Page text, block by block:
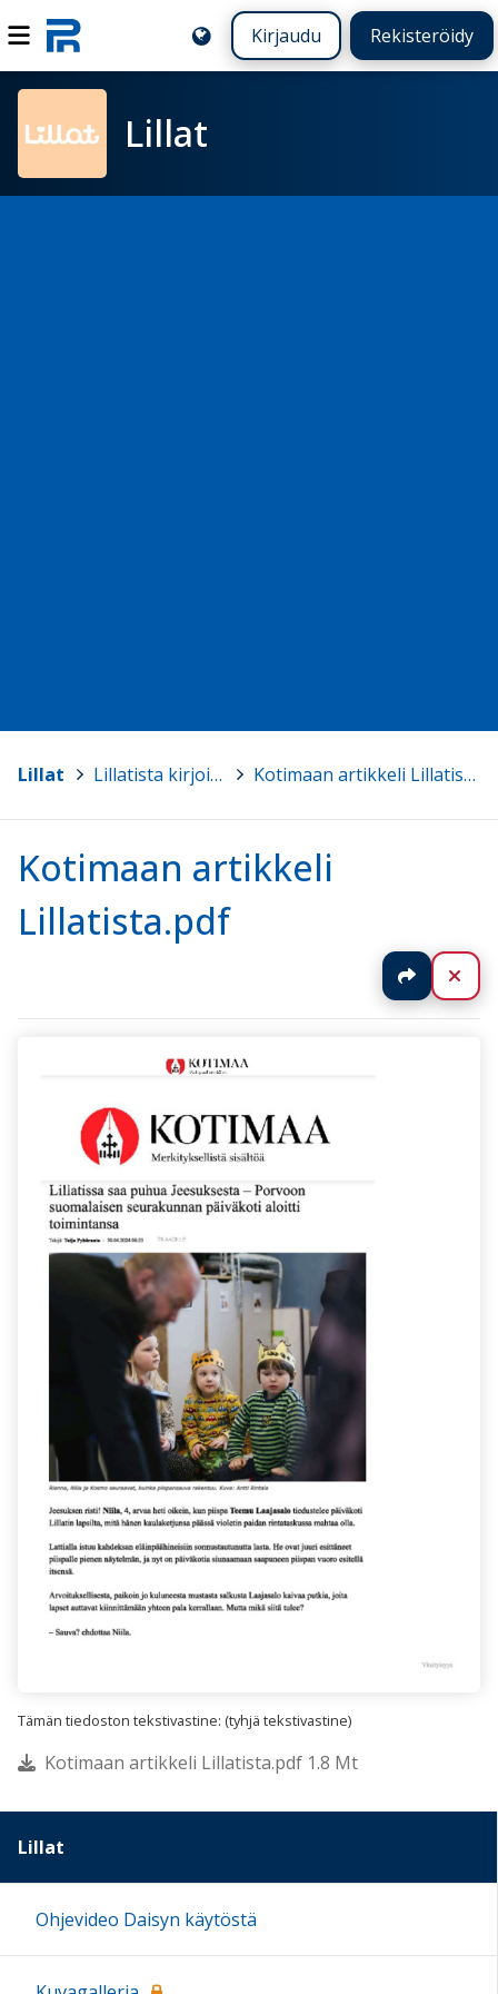
Kirjaudu Rekisteröidy
Lillat
Lillat Lillatista kirjoitettua > Kotimaan artikkeli Lillatista.pdf
Kotimaan artikkeli
Lillatista.pdf
Jaa
Tämän tiedoston tekstivastine: (tyhjä tekstivastine)
Kotimaan artikkeli Lillatista.pdf 1.8 Mt
Lillat
Ohjevideo Daisyn käytöstä